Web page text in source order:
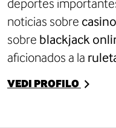
noticias sobre
sobre blackjack
aficionados a la
VEDI PROFILO